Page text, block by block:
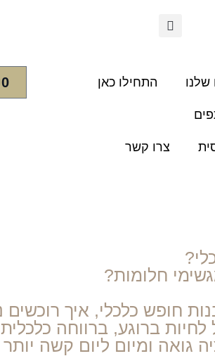
שלנו התחילו כאן
צרו קשר
0
חלומות?
חופש כלכלי, איך רוכשים
ברוגע, ברווחה
גואה ומיום ליום קשה